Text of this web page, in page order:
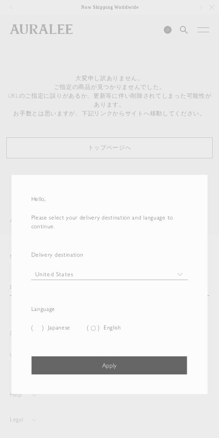
Hello,
Please select your delivery destination and language to
continue.
Delivery destination
Language
Japanese English
Apply
Now Shipping Worldwide
0
大変申し訳ありません。
ご指定の商品が見つかりませんでした。
URLのご指定に誤りがあるか、更新等に伴い削除されてしまった可能性が
あります。
お手数とは思いますが、下記リンクからサイトへ移動してください。
トップページへ
AURALEE ITEM
Newsletter
Delivery destination and Language
United States English
Help
Legal